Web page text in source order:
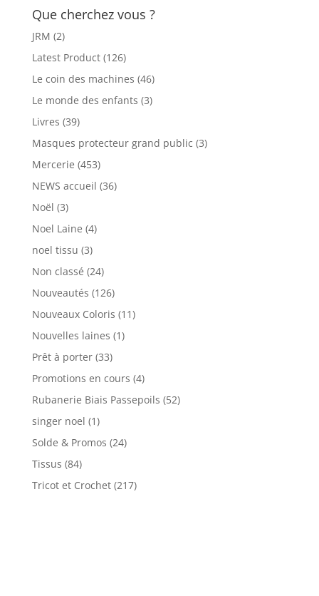
Que cherchez vous ?
JRM (2)
Latest Product (126)
Le coin des machines (46)
Le monde des enfants (3)
Livres (39)
Masques protecteur grand public (3)
Mercerie (453)
NEWS accueil (36)
Noël (3)
Noel Laine (4)
noel tissu (3)
Non classé (24)
Nouveautés (126)
Nouveaux Coloris (11)
Nouvelles laines (1)
Prêt à porter (33)
Promotions en cours (4)
Rubanerie Biais Passepoils (52)
singer noel (1)
Solde & Promos (24)
Tissus (84)
Tricot et Crochet (217)